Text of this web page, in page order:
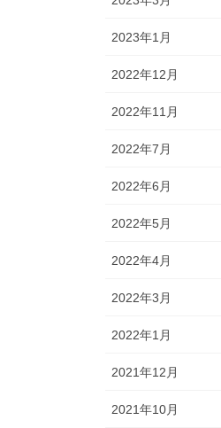
2023年1月
2022年12月
2022年11月
2022年7月
2022年6月
2022年5月
2022年4月
2022年3月
2022年1月
2021年12月
2021年10月